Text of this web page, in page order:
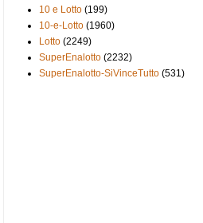
10 e Lotto (199)
10-e-Lotto (1960)
Lotto (2249)
SuperEnalotto (2232)
SuperEnalotto-SiVinceTutto (531)